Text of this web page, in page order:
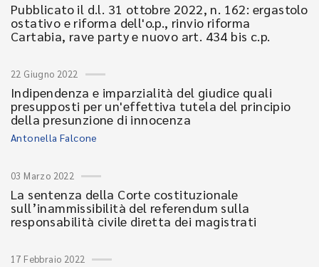
Pubblicato il d.l. 31 ottobre 2022, n. 162: ergastolo
ostativo e riforma dell'o.p., rinvio riforma
Cartabia, rave party e nuovo art. 434 bis c.p.
22 Giugno 2022
Indipendenza e imparzialità del giudice quali
presupposti per un'effettiva tutela del principio
della presunzione di innocenza
Antonella Falcone
03 Marzo 2022
La sentenza della Corte costituzionale
sull’inammissibilità del referendum sulla
responsabilità civile diretta dei magistrati
17 Febbraio 2022